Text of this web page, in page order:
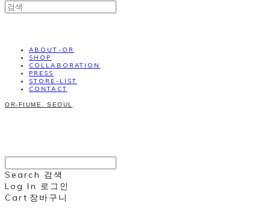
ABOUT-OR
SHOP
COLLABORATION
PRESS
STORE-LIST
CONTACT
OR-FIUME. SEOUL
Search 검색
Log In 로그인
Cart 장바구니